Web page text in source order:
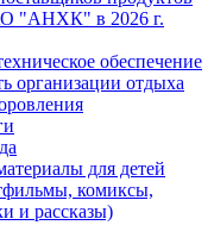
"АНХК" в 2026 г.
обеспечение
организации отдыха
для детей
комиксы,
и рассказы)